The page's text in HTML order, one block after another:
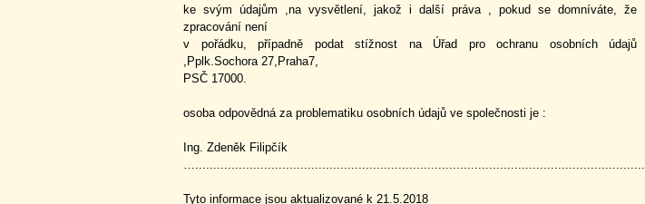
ke svým údajům ,na vysvětlení, jakož i další práva , pokud se domníváte, že
zpracování není
v pořádku, případně podat stížnost na Úřad pro ochranu osobních údajů
,Pplk.Sochora 27,Praha7,
PSČ 17000.
osoba odpovědná za problematiku osobních údajů ve společnosti je :
Ing. Zdeněk Filipčík
…............................................................................................................................
Tyto informace jsou aktualizované k 21.5.2018